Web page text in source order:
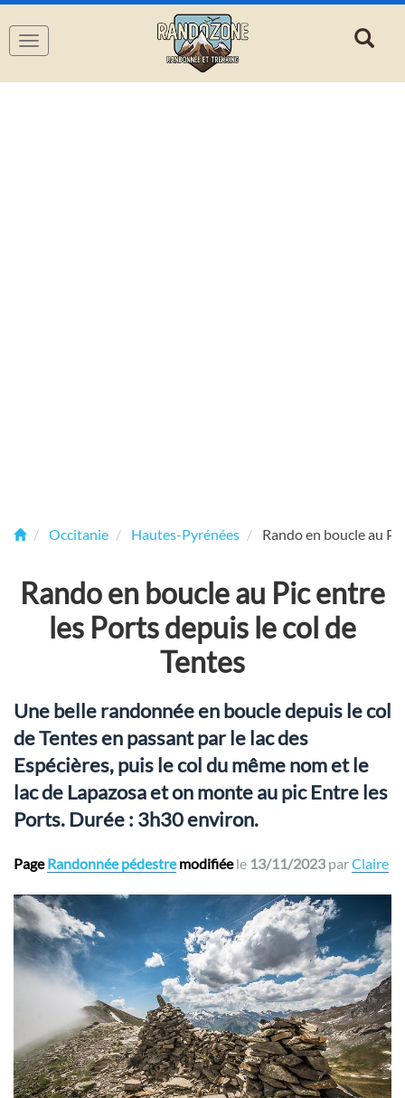
Navigation
Occitanie Hautes-Pyrénées Rando en boucle au
Rando en boucle au Pic entre
les Ports depuis le col de
Tentes
Une belle randonnée en boucle depuis le col
de Tentes en passant par le lac des
Espécières, puis le col du même nom et le
lac de Lapazosa et on monte au pic Entre les
Ports. Durée : 3h30 environ.
PageRandonnée pédestremodifiéele 13/11/2023 parClaire